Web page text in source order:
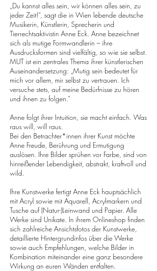
„Du kannst alles sein, wir können alles sein, zu
jeder Zeit!“, sagt die in Wien lebende deutsche
Musikerin, Künstlerin, Sprecherin und
Tierrechtsaktivistin Anne Eck. Anne bezeichnet
sich als mutige Formwandlerin – ihre
Ausdrucksformen sind vielfältig, so wie sie selbst.
MUT ist ein zentrales Thema ihrer künstlerischen
Auseinandersetzung: „Mutig sein bedeutet für
mich vor allem, mir selbst zu vertrauen. Ich
versuche stets, auf meine Bedürfnisse zu hören
und ihnen zu folgen.“
Anne folgt ihrer Intuition, sie macht einfach. Was
raus will, will raus.
Bei den Betrachter*innen ihrer Kunst möchte
Anne Freude, Berührung und Ermutigung
auslösen. Ihre Bilder sprühen vor Farbe, sind von
hinreißender Lebendigkeit, abstrakt, kraftvoll und
wild.
Ihre Kunstwerke fertigt Anne Eck hauptsächlich
mit Acryl sowie mit Aquarell, Acrylmarkern und
Tusche auf (Natur-)Leinwand und Papier. Alle
Werke sind Unikate. In ihrem Onlineshop finden
sich zahlreiche Ansichtsfotos der Kunstwerke,
detaillierte Hintergrundinfos über die Werke
sowie auch Empfehlungen, welche Bilder in
Kombination miteinander eine ganz besondere
Wirkung an euren Wänden entfalten.